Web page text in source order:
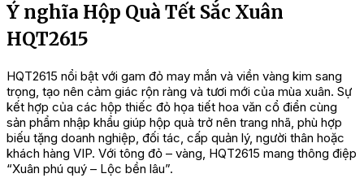
Ý nghĩa Hộp Quà Tết Sắc Xuân
HQT2615
HQT2615 nổi bật với gam đỏ may mắn và viền vàng kim sang
trọng, tạo nên cảm giác rộn ràng và tươi mới của mùa xuân. Sự
kết hợp của các hộp thiếc đỏ họa tiết hoa văn cổ điển cùng
sản phẩm nhập khẩu giúp hộp quà trở nên trang nhã, phù hợp
biếu tặng doanh nghiệp, đối tác, cấp quản lý, người thân hoặc
khách hàng VIP. Với tông đỏ – vàng, HQT2615 mang thông điệp
“Xuân phú quý – Lộc bền lâu”.